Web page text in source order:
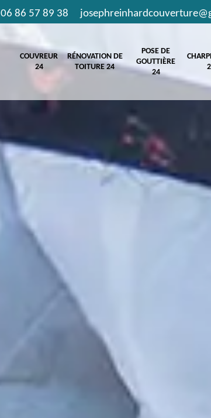
06 86 57 89 38
COUVREUR
24
RÉNOVATION DE
TOITURE 24
POSE DE
GOUTTIÈRE
24